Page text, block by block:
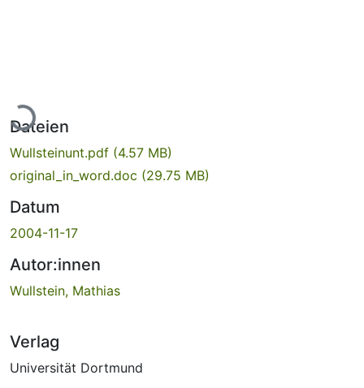
Lade...
Dateien
Wullsteinunt.pdf (4.57 MB)
original_in_word.doc (29.75 MB)
Datum
2004-11-17
Autor:innen
Wullstein, Mathias
Verlag
Universität Dortmund